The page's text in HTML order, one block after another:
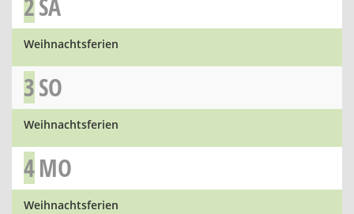
2SA
Weihnachtsferien
3SO
Weihnachtsferien
4MO
Weihnachtsferien